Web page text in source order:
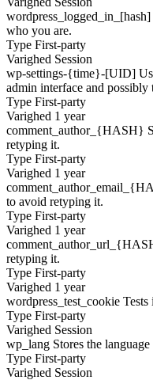
wordpress_logged_in_[hash]
who you are.
Type First-party
Varighed Session
wp-settings-{time}-[UID]
admin interface and possibly
Type First-party
Varighed 1 year
comment_author_{HASH}
retyping it.
Type First-party
Varighed 1 year
to avoid retyping it.
Type First-party
Varighed 1 year
retyping it.
Type First-party
Varighed 1 year
wordpress_test_cookie Tests
Type First-party
Varighed Session
wp_lang Stores the
Type First-party
Varighed Session